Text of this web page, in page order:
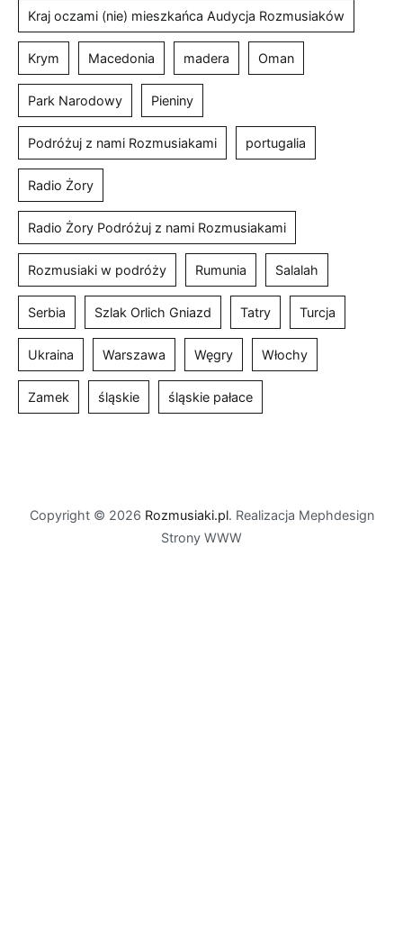
Kraj oczami (nie) mieszkańca Audycja Rozmusiaków
Krym Macedonia madera Oman
Park Narodowy Pieniny
Podróżuj z nami Rozmusiakami portugalia
Radio Żory
Radio Żory Podróżuj z nami Rozmusiakami
Rozmusiaki w podróży Rumunia Salalah
Serbia Szlak Orlich Gniazd Tatry Turcja
Ukraina Warszawa Węgry Włochy
Zamek śląskie śląskie pałace
Copyright © 2026 Rozmusiaki.pl. Realizacja Mephdesign
Strony WWW